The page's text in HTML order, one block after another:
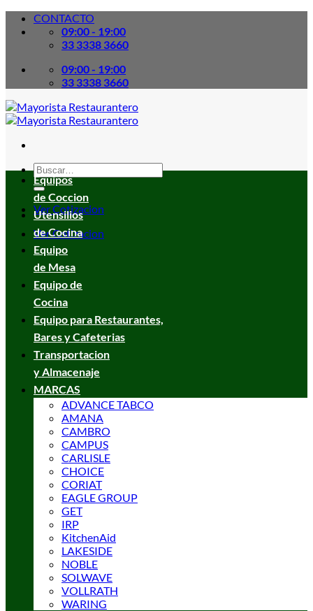
Skip
CONTACTO
09:00 - 19:00
33 3338 3660
09:00 - 19:00
33 3338 3660
Buscar
por:
Ver Cotizacion
Ver Cotizacion
Equipos
de Coccion
Utensilios
de Cocina
Equipo
de Mesa
Equipo de
Cocina
Equipo para Restaurantes,
Bares y Cafeterias
Transportacion
y Almacenaje
MARCAS
ADVANCE TABCO
AMANA
CAMBRO
CAMPUS
CARLISLE
CHOICE
CORIAT
EAGLE GROUP
GET
IRP
KitchenAid
LAKESIDE
NOBLE
SOLWAVE
VOLLRATH
WARING